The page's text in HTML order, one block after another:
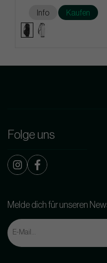
Info Kaufen
Folge uns
Melde dich für unseren